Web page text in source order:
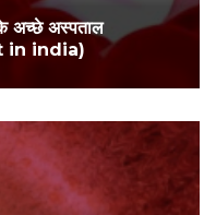
अच्छे अस्पताल
in india)